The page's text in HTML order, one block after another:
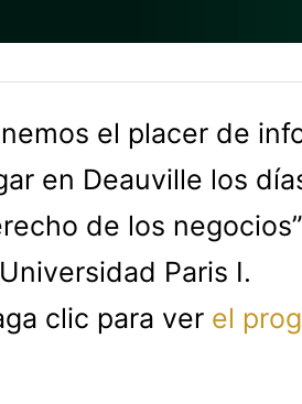
el placer de
en Deauville los
de los
Paris I.
clic para ver el